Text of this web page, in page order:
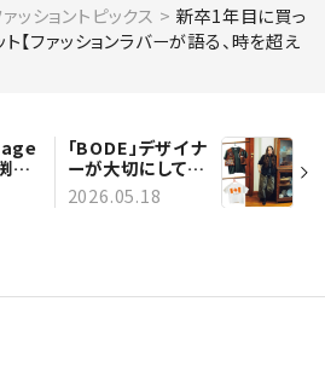
ッショントピックス
新卒1年目に買っ
【ファッションラバーが語る、時を超え
陽
紹
ラ
「BODE」デザイナ
ーが大切にしてい
る服とは？【ファッ
ションラバーが語
2026.05.18